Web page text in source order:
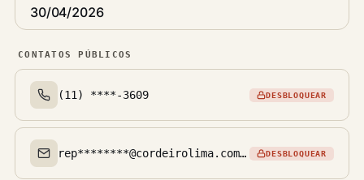
30/04/2026
CONTATOS PÚBLICOS
Telefone(s)
(11) ****-3609 DESBLOQUEAR
Email(s)
rep********@cordeirolima.com.br DESBLOQUEAR